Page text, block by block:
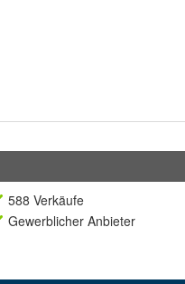
588 Verkäufe
Gewerblicher Anbieter